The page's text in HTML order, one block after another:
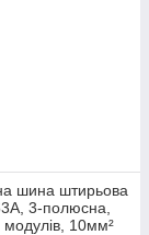
шина штирьова
3-полюсна,
модулів, 10мм²